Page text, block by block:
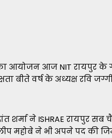
का आयोजन आज NIT
बीते वर्ष के अध्यक्ष रवि
ने ISHRAE रायपुर सब
महोबे ने भी अपने पद की